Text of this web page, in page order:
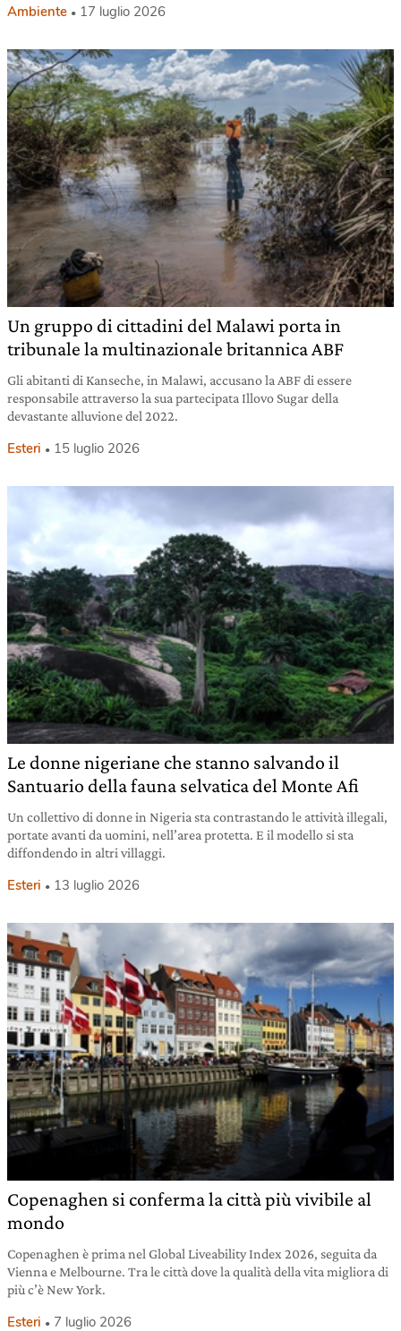
Ambiente 17 luglio 2026
Un gruppo di cittadini del Malawi porta in
tribunale la multinazionale britannica ABF
Gli abitanti di Kanseche, in Malawi, accusano la ABF di essere
responsabile attraverso la sua partecipata Illovo Sugar della
devastante alluvione del 2022.
Esteri 15 luglio 2026
Le donne nigeriane che stanno salvando il
Santuario della fauna selvatica del Monte Afi
Un collettivo di donne in Nigeria sta contrastando le attività illegali,
portate avanti da uomini, nell’area protetta. E il modello si sta
diffondendo in altri villaggi.
Esteri 13 luglio 2026
Copenaghen si conferma la città più vivibile al
mondo
Copenaghen è prima nel Global Liveability Index 2026, seguita da
Vienna e Melbourne. Tra le città dove la qualità della vita migliora di
più c’è New York.
Esteri 7 luglio 2026